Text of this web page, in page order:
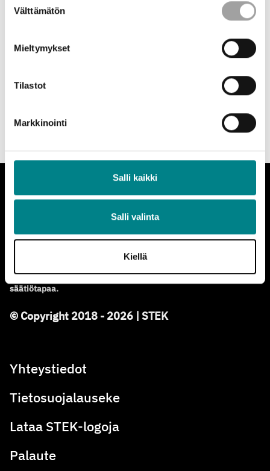
valinta
Välttämätön
Mieltymykset
Tilastot
Markkinointi
Salli kaikki
Salli valinta
Kiellä
kumppaneina mukana ovat lukuisa joukko sähköalalla toimivia
STEK ry, Takomotie 8, 00380 Helsinki
OlemmeSäätiöt ja rahastot ry:n jäsen ja noudatammeHyvää
säätiötapaa.
© Copyright 2018 - 2026 | STEK
Yhteystiedot
Tietosuojalauseke
Lataa STEK-logoja
Palaute